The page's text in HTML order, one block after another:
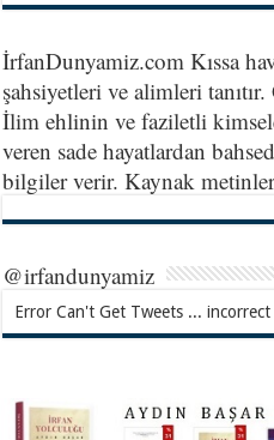
İrfanDunyamiz.com Kıssa
şahsiyetleri ve alimleri
İlim ehlinin ve faziletli
veren sade hayatlardan
bilgiler verir. Kaynak
@irfandunyamiz
Error Can't Get Tweets ...